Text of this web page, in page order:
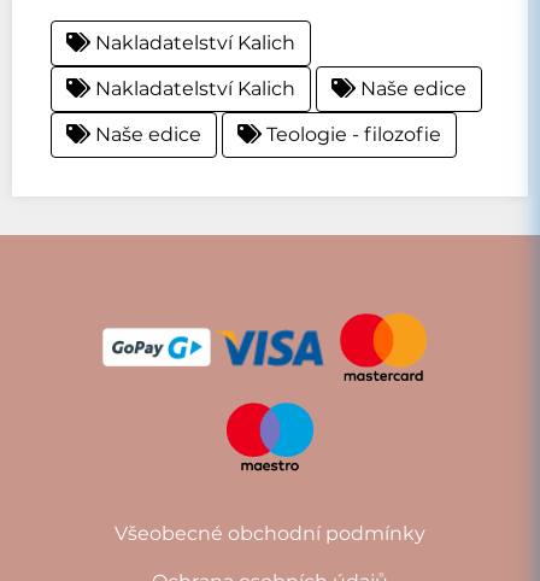
Nakladatelství Kalich
Nakladatelství Kalich
Naše edice
Naše edice
Teologie - filozofie
Všeobecné obchodní podmínky